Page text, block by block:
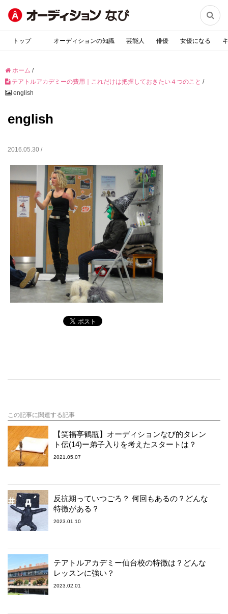

トップ オーディションの知識 芸能人 俳優 女優になる
ホーム /
テアトルアカデミーの費用｜これだけは把握しておきたい４つのこと /
english
english
2016.05.30 /
この記事に関連する記事
【笑福亭鶴瓶】オーディションなび的タレン
ト伝(14)ー弟子入りを考えたスタートは？
2021.05.07
反抗期っていつごろ？ 何回もあるの？どんな
特徴がある？
2023.01.10
テアトルアカデミー仙台校の特徴は？どんな
レッスンに強い？
2023.02.01